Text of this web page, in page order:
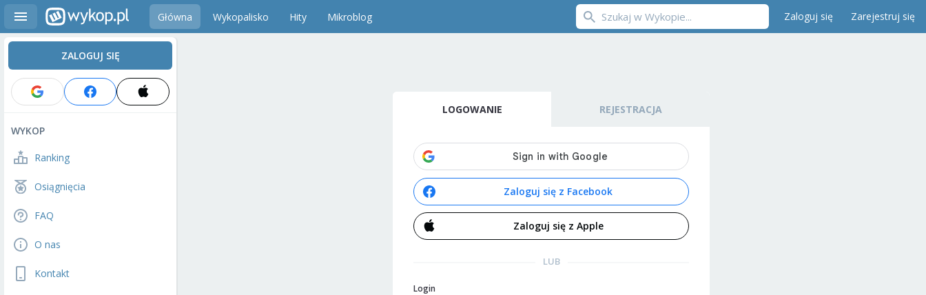
Główna Wykopalisko Hity Mikroblog Zaloguj się Zarejestruj się
ZALOGUJ SIĘ
WYKOP
Ranking
Osiągnięcia
FAQ
O nas
Kontakt
LOGOWANIE REJESTRACJA
Zaloguj się z Facebook
Zaloguj się z Apple
LUB
Login